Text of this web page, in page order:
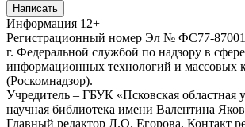
Написать
Информация 12+
Регистрационный номер Эл № ФС77-
г. Федеральной службой по надзору в
информационных технологий и массовых
(Роскомнадзор).
Учредитель – ГБУК «Псковская областная
научная библиотека имени Валентина
Главный редактор Л.О. Егорова. Контакт